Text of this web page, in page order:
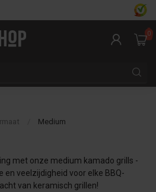
0
Medium
met onze medium kamado grills -
veelzijdigheid voor elke BBQ-
van keramisch grillen!